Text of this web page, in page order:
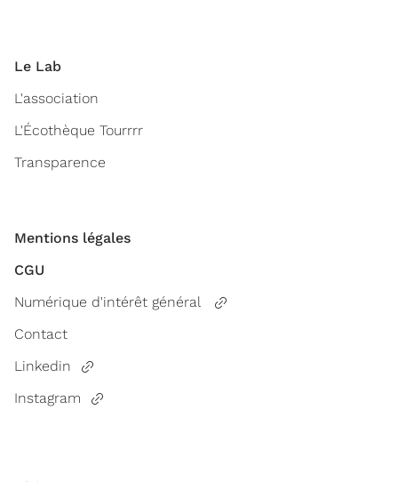
Le Lab
L'association
L'Écothèque Tourrrr
Transparence
Mentions légales
CGU
Numérique d'intérêt général
Contact
Linkedin
Instagram